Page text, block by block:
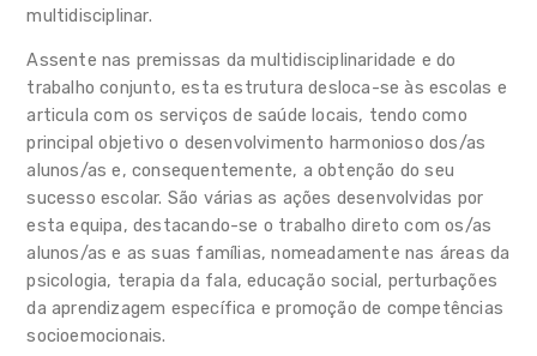
multidisciplinar.
Assente nas premissas da multidisciplinaridade e do
trabalho conjunto, esta estrutura desloca-se às escolas e
articula com os serviços de saúde locais, tendo como
principal objetivo o desenvolvimento harmonioso dos/as
alunos/as e, consequentemente, a obtenção do seu
sucesso escolar. São várias as ações desenvolvidas por
esta equipa, destacando-se o trabalho direto com os/as
alunos/as e as suas famílias, nomeadamente nas áreas da
psicologia, terapia da fala, educação social, perturbações
da aprendizagem específica e promoção de competências
socioemocionais.